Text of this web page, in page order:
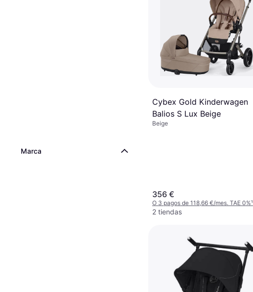
Marca
Cybex Gold Kinderwagen
Balios S Lux Beige
Beige
356 €
O 3 pagos de 118,66 €/mes. TAE 0%¹
2 tiendas